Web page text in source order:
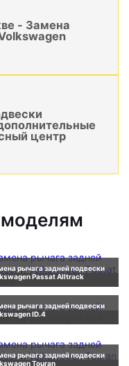
- Замена
центр
рычага задней подвески
Passat Alltrack
рычага задней подвески
ID.4
рычага задней подвески
Touran